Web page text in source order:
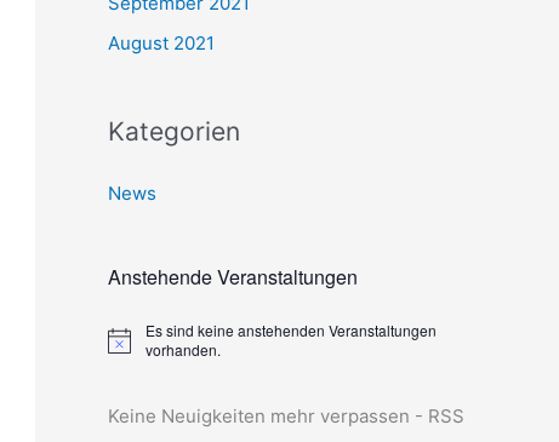
August 2021
Kategorien
News
Anstehende Veranstaltungen
H
w
e
Es sind keine anstehenden Veranstaltungen
vorhanden.
Keine Neuigkeiten mehr verpassen - RSS